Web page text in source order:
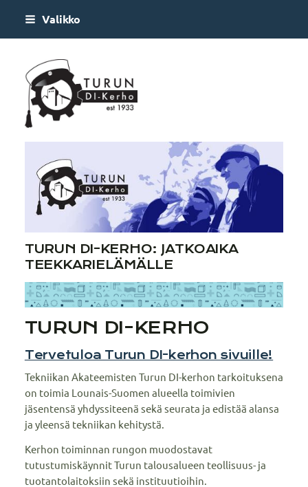
Siirry
Valikko
Turun DI-kerho
TURUN DI-KERHO: JATKOAIKA
TEEKKARIELÄMÄLLE
TURUN DI-KERHO
Tervetuloa Turun DI-kerhon sivuille!
Tekniikan Akateemisten Turun DI-kerhon tarkoituksena
on toimia Lounais-Suomen alueella toimivien
jäsentensä yhdyssiteenä sekä seurata ja edistää alansa
ja yleensä tekniikan kehitystä.
Kerhon toiminnan rungon muodostavat
tutustumiskäynnit Turun talousalueen teollisuus- ja
tuotantolaitoksiin sekä instituutioihin.